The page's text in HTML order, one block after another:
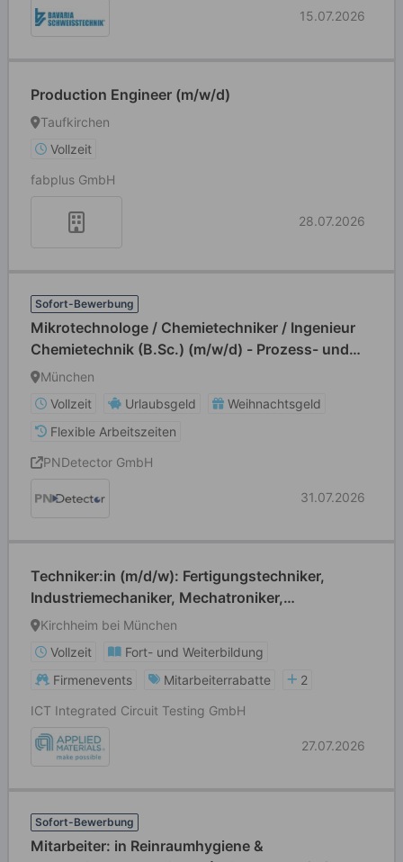
15.07.2026
Production Engineer (m/w/d)
Taufkirchen
Vollzeit
fabplus GmbH
28.07.2026
Sofort-Bewerbung
Mikrotechnologe / Chemietechniker / Ingenieur
Chemietechnik (B.Sc.) (m/w/d) - Prozess- und
Anlagenspezialist (m/w/d) für die
Halbleiterfertigung
München
Vollzeit
Urlaubsgeld
Weihnachtsgeld
Flexible Arbeitszeiten
PNDetector GmbH
31.07.2026
Techniker:in (m/d/w): Fertigungstechniker,
Industriemechaniker, Mechatroniker,
Feinwerkmechaniker
Kirchheim bei München
Vollzeit
Fort- und Weiterbildung
Firmenevents
Mitarbeiterrabatte
2
ICT Integrated Circuit Testing GmbH
27.07.2026
Sofort-Bewerbung
Mitarbeiter: in Reinraumhygiene &